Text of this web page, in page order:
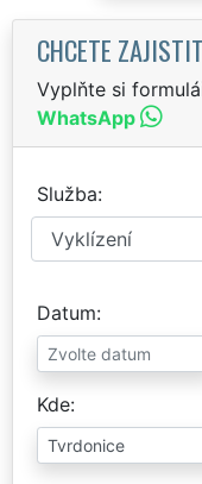
CHCETE
Vyplňte si
WhatsApp
Služba
Datum
Kde